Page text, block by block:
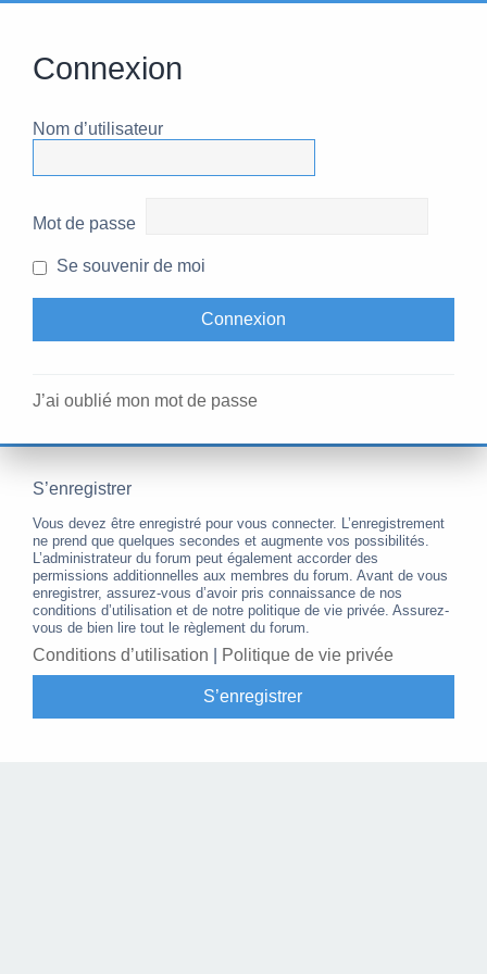
Connexion
Nom d’utilisateur
Mot de passe
Se souvenir de moi
J’ai oublié mon mot de passe
S’enregistrer
Vous devez être enregistré pour vous connecter. L’enregistrement
ne prend que quelques secondes et augmente vos possibilités.
L’administrateur du forum peut également accorder des
permissions additionnelles aux membres du forum. Avant de vous
enregistrer, assurez-vous d’avoir pris connaissance de nos
conditions d’utilisation et de notre politique de vie privée. Assurez-
vous de bien lire tout le règlement du forum.
Conditions d’utilisation Politique de vie privée
S’enregistrer